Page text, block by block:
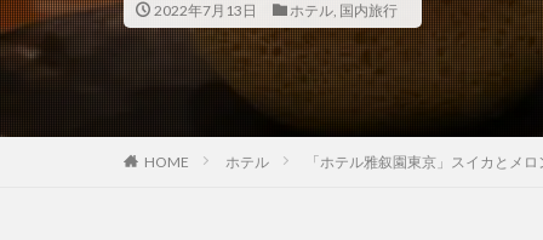
2022年7月13日 ホテル, 国内旅行
HOME ホテル 「ホテル雅叙園東京」スイカとメ